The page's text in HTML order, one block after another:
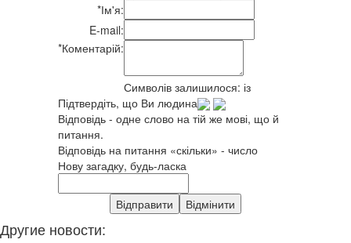
*Ім'я:
E-mail:
*Коментарій:
Символів залишилося: із
Підтвердіть, що Ви людина
Відповідь - одне слово на тій же мові, що й
питання.
Відповідь на питання «скільки» - число
Нову загадку, будь-ласка
Другие новости: